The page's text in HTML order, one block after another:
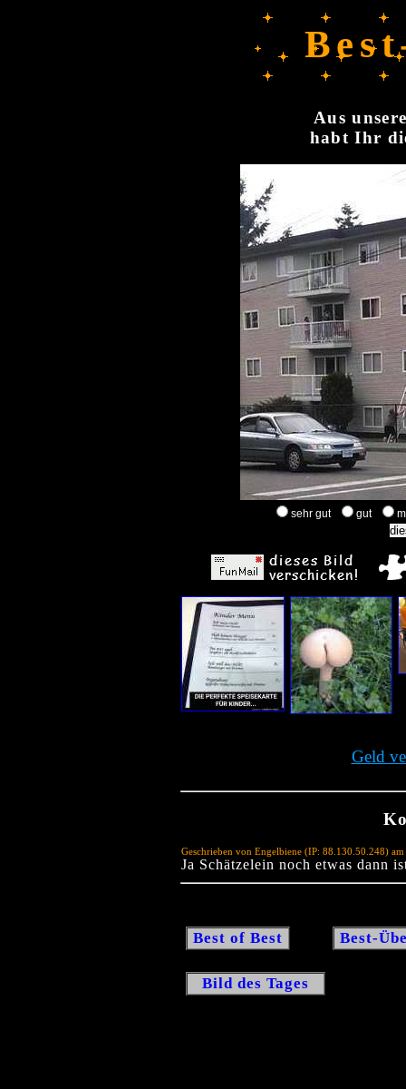
Aus
habt Ihr
sehr gut gut
Geld
Geschrieben von Engelbiene (IP: 88.130.50.248)
Ja Schätzelein noch etwas dann
Best of Best Best-
Bild des Tages